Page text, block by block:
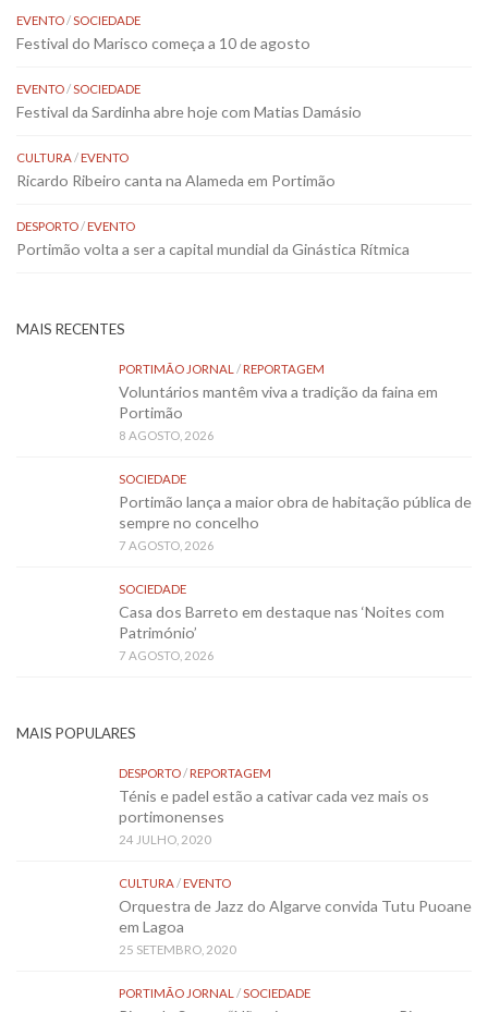
EVENTO/SOCIEDADE
Festival do Marisco começa a 10 de agosto
EVENTO/SOCIEDADE
Festival da Sardinha abre hoje com Matias Damásio
CULTURA/EVENTO
Ricardo Ribeiro canta na Alameda em Portimão
DESPORTO/EVENTO
Portimão volta a ser a capital mundial da Ginástica Rítmica
MAIS RECENTES
PORTIMÃO JORNAL /REPORTAGEM
Voluntários mantêm viva a tradição da faina em
Portimão
8 AGOSTO, 2026
SOCIEDADE
Portimão lança a maior obra de habitação pública de
sempre no concelho
7 AGOSTO, 2026
SOCIEDADE
Casa dos Barreto em destaque nas ‘Noites com
Património’
7 AGOSTO, 2026
MAIS POPULARES
DESPORTO/REPORTAGEM
Ténis e padel estão a cativar cada vez mais os
portimonenses
24 JULHO, 2020
CULTURA/EVENTO
Orquestra de Jazz do Algarve convida Tutu Puoane
em Lagoa
25 SETEMBRO, 2020
PORTIMÃO JORNAL /SOCIEDADE